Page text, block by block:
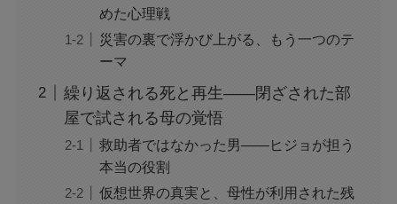
ジャンプ33号だけ売り切れはなぜ？ワンピース
声にならない愛は最終話やネタバレは？最後ま
MAZZEL・RYUKIのヘアメイク匂わせとは？時
めた心理戦
災害の裏で浮かび上がる、もう一つのテ
ーマ
繰り返される死と再生――閉ざされた部
屋で試される母の覚悟
救助者ではなかった男――ヒジョが担う
本当の役割
仮想世界の真実と、母性が利用された残